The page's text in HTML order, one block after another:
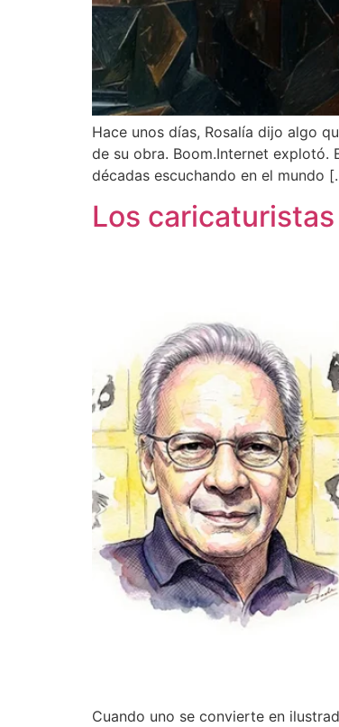
Hace unos días, Rosalía dijo algo
de su obra. Boom.Internet explotó.
décadas escuchando en el mundo
Los
Cuando uno se convierte en